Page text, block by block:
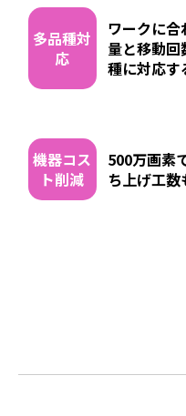
多品種対
応
ワークに
量と移動回
種に対応す
機器コス
ト削減
500万画素
ち上げ工数